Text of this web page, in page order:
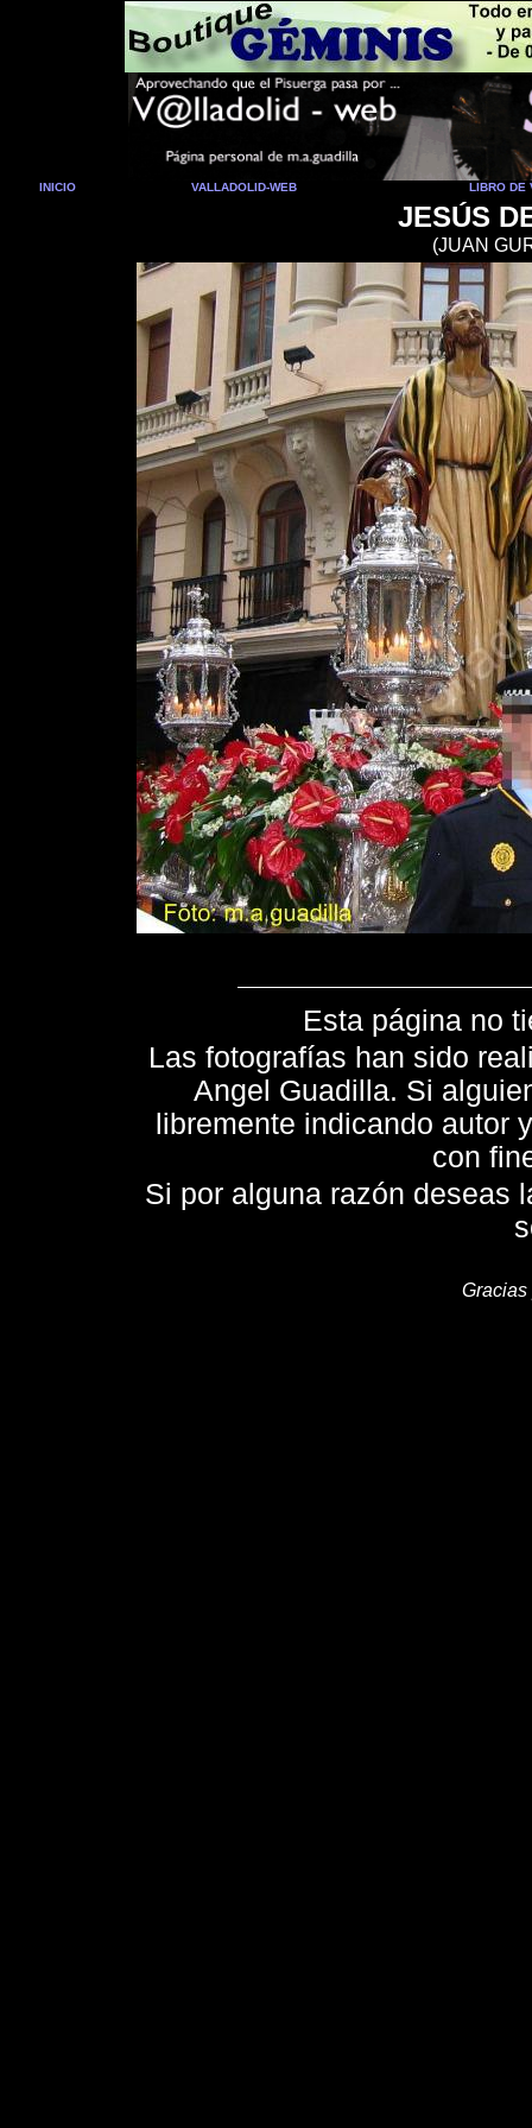
INICIO VALLADOLID-WEB LIBRO DE
JESÚS
(JUAN
Esta página no
Las fotografías han sido
Angel Guadilla. Si
libremente indicando autor
con
Si por alguna razón deseas
Gracias